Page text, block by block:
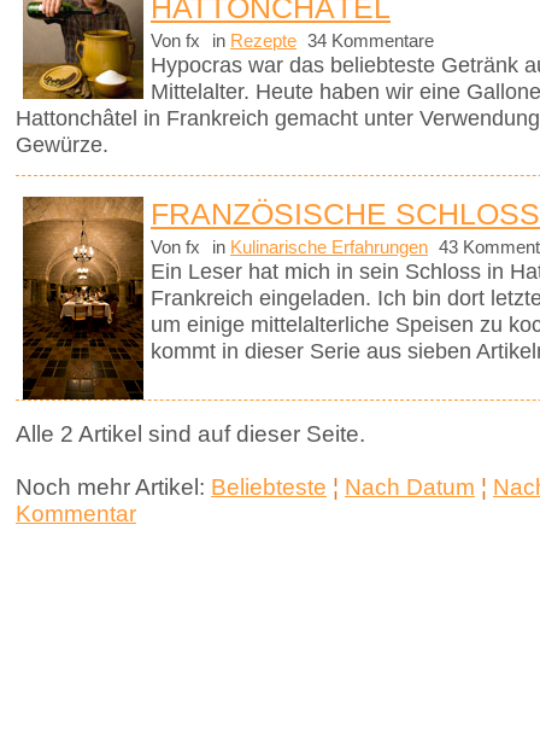
HATTONCHÂTEL
Von fx in Rezepte 34 Kommentare
Hypocras war das beliebteste Getränk
Mittelalter. Heute haben wir eine
Hattonchâtel in Frankreich gemacht unter
Gewürze.
FRANZÖSISCHE
Von fx in Kulinarische Erfahrungen 43
Ein Leser hat mich in sein Schloss in
Frankreich eingeladen. Ich bin dort
um einige mittelalterliche Speisen zu
kommt in dieser Serie aus sieben
Alle 2 Artikel sind auf dieser Seite.
Noch mehr Artikel: Beliebteste ¦ Nach Datum ¦
Kommentar